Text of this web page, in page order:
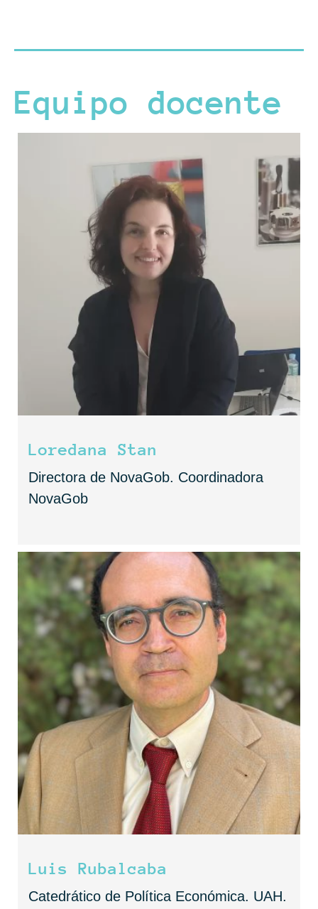
Equipo docente
Loredana Stan
Directora de NovaGob. Coordinadora
NovaGob
Luis Rubalcaba
Catedrático de Política Económica. UAH.